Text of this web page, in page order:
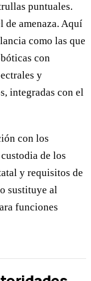
puntuales.
de amenaza. Aquí
como las que
con
y
integradas con el
con los
de los
y requisitos de
sustituye al
funciones